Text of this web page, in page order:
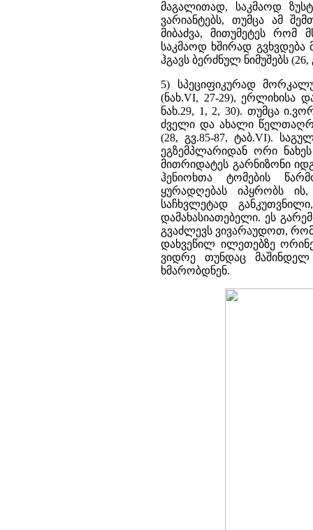
მაგალითად, საკმაოდ
ვარიანტებს, თუმცა ამ
მიბაძვა, მითუმეტეს რომ
საკმაოდ ხშირად
ჰგავს ბერძნულ ნიმუშებს (26,
5) სპეციფიკურად
(ნახ.VI, 27-29), ერლიხისა
ნახ.29, 1, 2, 30). თუმცა
ძველი და ახალი
(28, გვ.85-87, ტაბ.VI).
ეგზემპლარიდან ორი
მითრიდატეს გარნიზონი
ჰენიოხთა ტომების
ყურადღებას იპყრობს
საჩხვლეტად
დამახასიათებელი. ეს
გვაძლევს ვივარაუდოთ,
დახვეწილ ილეთებზე
ვიდრე თუნდაც
ხმარობდნენ.